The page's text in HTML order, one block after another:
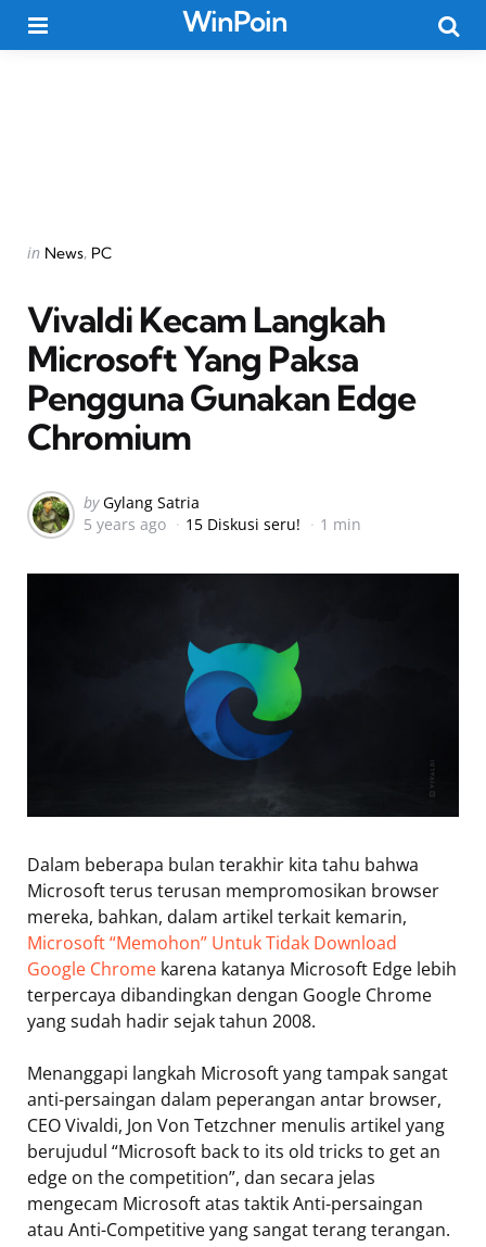
WinPoin
Categories
Posted
in News PC
Vivaldi Kecam Langkah
Microsoft Yang Paksa
Pengguna Gunakan Edge
Chromium
Posted
by
by Gylang Satria
5 years ago
15 Diskusi seru! 1 min
Dalam beberapa bulan terakhir kita tahu bahwa
Microsoft terus terusan mempromosikan browser
mereka, bahkan, dalam artikel terkait kemarin,
Microsoft “Memohon” Untuk Tidak Download
Google Chrome karena katanya Microsoft Edge lebih
terpercaya dibandingkan dengan Google Chrome
yang sudah hadir sejak tahun 2008.
Menanggapi langkah Microsoft yang tampak sangat
anti-persaingan dalam peperangan antar browser,
CEO Vivaldi, Jon Von Tetzchner menulis artikel yang
berujudul “Microsoft back to its old tricks to get an
edge on the competition”, dan secara jelas
mengecam Microsoft atas taktik Anti-persaingan
atau Anti-Competitive yang sangat terang terangan.